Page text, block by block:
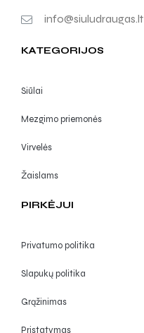
info@siuludraugas.lt
KATEGORIJOS
Siūlai
Mezgimo priemonės
Virvelės
Žaislams
PIRKĖJUI
Privatumo politika
Slapukų politika
Grąžinimas
Pristatymas